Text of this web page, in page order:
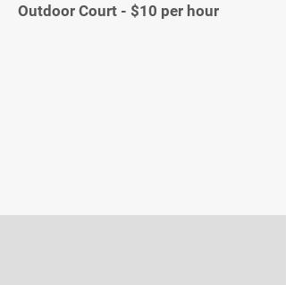
Outdoor Court - $10 per hour